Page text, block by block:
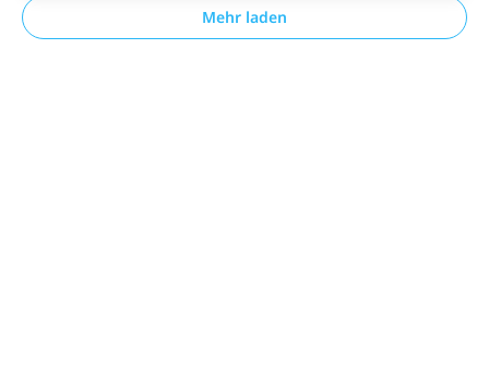
Mehr laden